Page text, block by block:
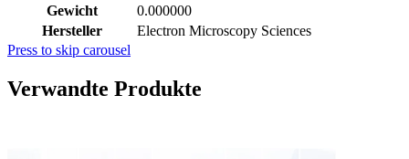
Gewicht
0.000000
Hersteller
Electron Microscopy Sciences
Press to skip carousel
Verwandte Produkte